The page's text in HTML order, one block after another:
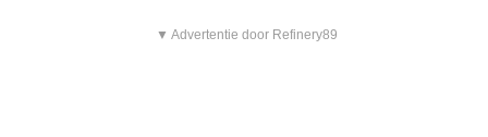
▼ Advertentie door Refinery89